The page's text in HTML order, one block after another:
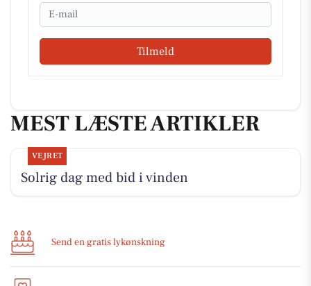
Email
Tilmeld
MEST LÆSTE ARTIKLER
VEJRET
Solrig dag med bid i vinden
Send en gratis lykønskning